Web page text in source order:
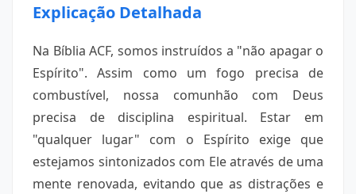
Explicação Detalhada
Na Bíblia ACF, somos instruídos a "não apagar o
Espírito". Assim como um fogo precisa de
combustível, nossa comunhão com Deus
precisa de disciplina espiritual. Estar em
"qualquer lugar" com o Espírito exige que
estejamos sintonizados com Ele através de uma
mente renovada, evitando que as distrações e